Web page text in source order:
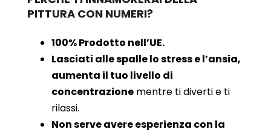
PITTURA CON NUMERI?
100% Prodotto nell’UE.
Lasciati alle spalle lo stress e l’ansia,
aumenta il tuo livello di
concentrazione mentre ti diverti e ti
rilassi.
Non serve avere esperienza con la